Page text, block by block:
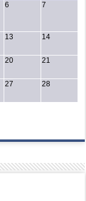
6 7
13 14
20 21
27 28